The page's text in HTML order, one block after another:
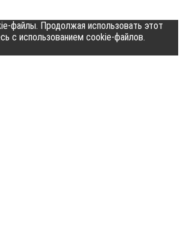
файлы. Продолжая использовать этот
с использованием cookie-файлов.